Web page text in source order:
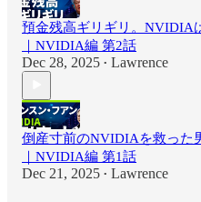
預金残高ギリギリ。NVIDIA
｜NVIDIA編 第2話
Dec 28, 2025 • Lawrence
倒産寸前のNVIDIAを救った
｜NVIDIA編 第1話
Dec 21, 2025 • Lawrence